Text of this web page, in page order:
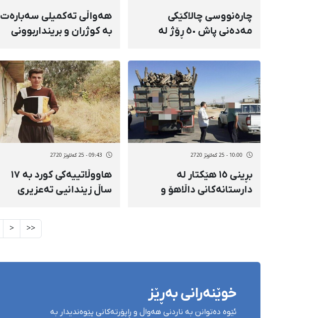
چارەنووسی چالاکێکی
مەدەنی پاش ٥٠ ڕۆژ لە
ناڕوونە
هەواڵی تەکمیلی سەبارەت
بە کوژران و برینداربوونی
10:00 - 25 گەلاوێژ 2720
بڕینی ١٥ هێکتار لە
دارستانەکانی داڵاهۆ و
09:43 - 25 گەلاوێژ 2720
هاووڵاتییەکی کورد بە ١٧
ساڵ زیندانیی تەعزیری
<<
<
خوێنەرانی بەڕێز
ئێوە دەتوانن بە ناردنی هەواڵ و ڕاپۆرتەکانی پێوەندیدار بە